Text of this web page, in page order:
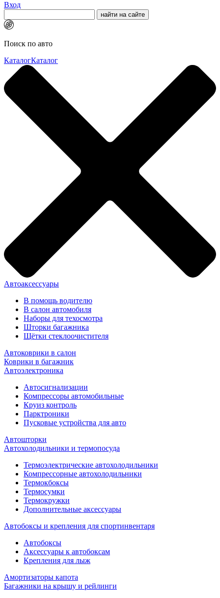
Вход
Поиск по авто
КаталогКаталог
Автоаксессуары
В помощь водителю
В салон автомобиля
Наборы для техосмотра
Шторки багажника
Щётки стеклоочистителя
Автоковрики в салон
Коврики в багажник
Автоэлектроника
Автосигнализации
Компрессоры автомобильные
Круиз контроль
Парктроники
Пусковые устройства для авто
Автошторки
Автохолодильники и термопосуда
Термоэлектрические автохолодильники
Компрессорные автохолодильники
Термокбоксы
Термосумки
Термокружки
Дополнительные аксессуары
Автобоксы и крепления для спортинвентаря
Автобоксы
Аксессуары к автобоксам
Крепления для лыж
Амортизаторы капота
Багажники на крышу и рейлинги